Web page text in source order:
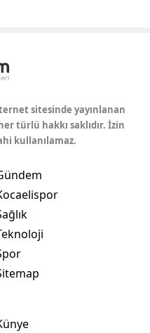
sitesinde yayınlanan
türlü hakkı saklıdır. İzin
kullanılamaz.